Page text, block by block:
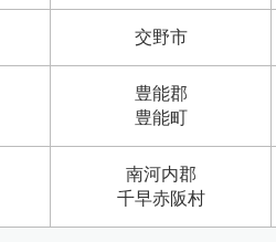
交野市
豊能郡
豊能町
南河内郡
千早赤阪村